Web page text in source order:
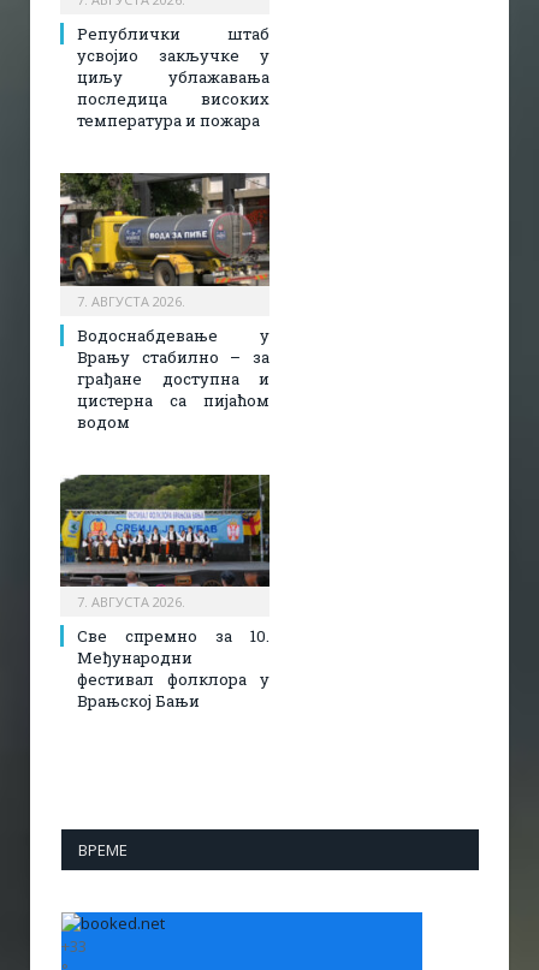
Републички штаб
усвојио закључке у
циљу ублажавања
последица високих
температура и пожара​
7. АВГУСТА 2026.
Водоснабдевање у
Врању стабилно – за
грађане доступна и
цистерна са пијаћом
водом
7. АВГУСТА 2026.
Све спремно за 10.
Међународни
фестивал фолклора у
Врањској Бањи
ВРЕМЕ
+33